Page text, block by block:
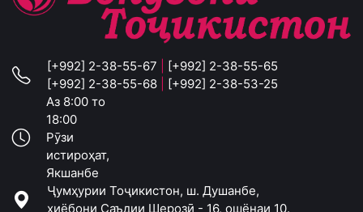
[+992] 2-38-55-67
[+992] 2-38-55-65
[+992] 2-38-55-68
[+992] 2-38-53-25
Аз 8:00 то
18:00
Рӯзи
истироҳат,
Якшанбе
Ҷумҳурии Тоҷикистон, ш. Душанбе,
хиёбони Саъдии Шерозӣ - 16, ошёнаи 10.